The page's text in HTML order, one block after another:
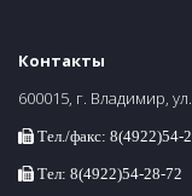
Контакты
600015, г. Владимир,
Тел./факс: 8(4922)54-
Тел: 8(4922)54-28-72